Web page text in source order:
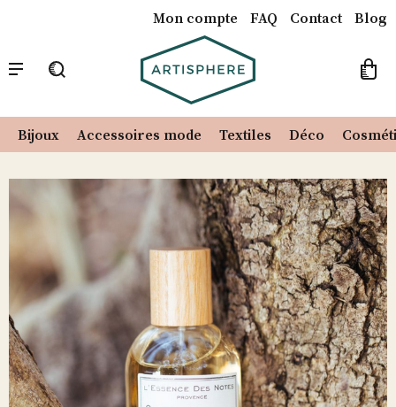
to
content
Mon compte FAQ Contact Blog
Notre Concept
pour :
Bijoux Accessoires mode Textiles Déco